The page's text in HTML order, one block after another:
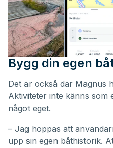
Bygg din egen
Det är också där Magnus
Aktiviteter inte känns som
något eget.
– Jag hoppas att
upp sin egen båthistorik.